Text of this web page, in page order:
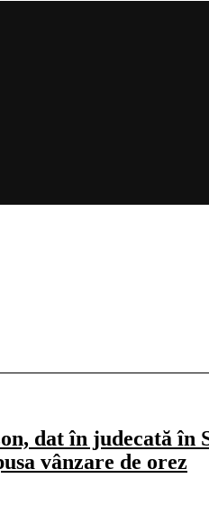
dat în judecată în
vânzare de orez